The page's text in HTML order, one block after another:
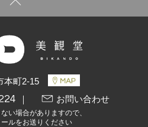
本町2-15
お問い合わせ
い場合がありますので、
ルをお送りください